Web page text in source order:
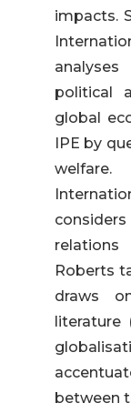
impacts.
political
global
IPE by
Roberts
draws
literature
between